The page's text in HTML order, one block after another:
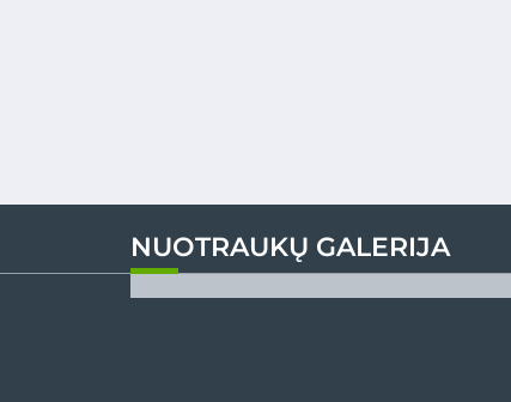
NUOTRAUKŲ GALERIJA